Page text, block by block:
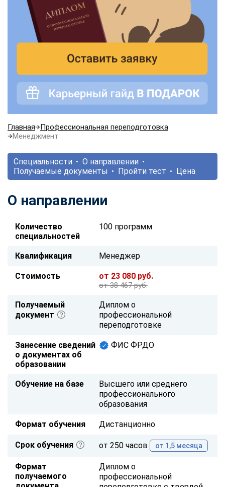
Главная
Профессиональная переподготовка
Менеджмент
Специальности
О направлении
Получаемые документы
Пройти тест Цена
О направлении
Количество
специальностей
100 программ
Квалификация Менеджер
Стоимость от 23 080 руб.
от 38 467 руб.
Получаемый
документ
Диплом о
профессиональной
переподготовке
Занесение сведений
о документах об
образовании
ФИС ФРДО
Обучение на базе
Высшего или среднего
профессионального
образования
Формат обучения Дистанционно
Срок обучения от 250 часов от 1,5 месяца
Формат
получаемого
Диплом о
профессиональной